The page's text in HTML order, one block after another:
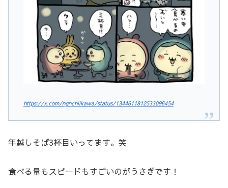
https://x.com/ngnchiikawa/status/1344611812533096454
年越しそば3杯目いってます。笑
食べる量もスピードもすごいのがうさぎです！